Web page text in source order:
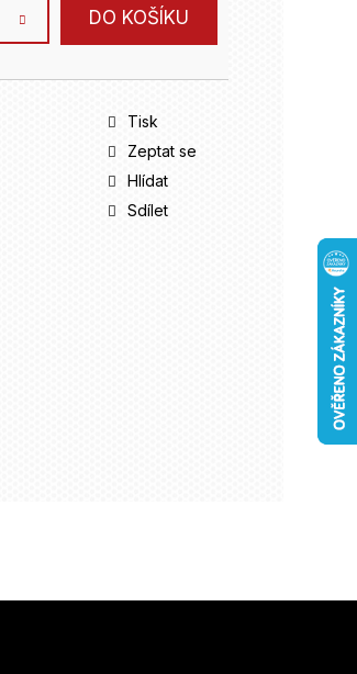
DO KOŠÍKU
Tisk
Zeptat se
Hlídat
Sdílet